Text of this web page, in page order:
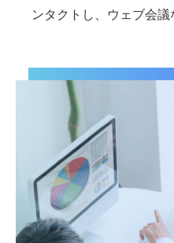
ンタクトし、ウェブ会議